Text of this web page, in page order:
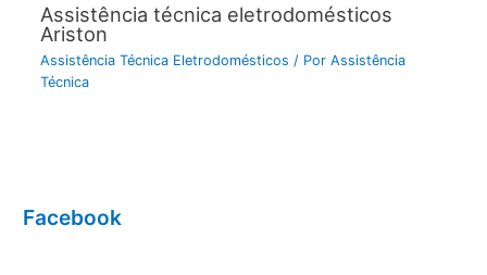
Assistência técnica eletrodomésticos
Ariston
Assistência Técnica Eletrodomésticos / Por Assistência
Técnica
Facebook